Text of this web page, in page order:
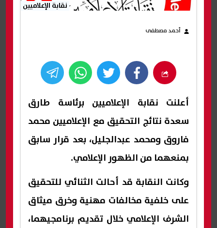
نقابة الإعلاميين
أحمد مصطفى
أعلنت نقابة الإعلاميين برئاسة طارق
سعدة نتائج التحقيق مع الإعلاميين محمد
فاروق ومحمد عبدالجليل، بعد قرار سابق
بمنعهما من الظهور الإعلامي.
وكانت النقابة قد أحالت الثنائي للتحقيق
على خلفية مخالفات مهنية وخرق ميثاق
الشرف الإعلامي خلال تقديم برنامجيهما،